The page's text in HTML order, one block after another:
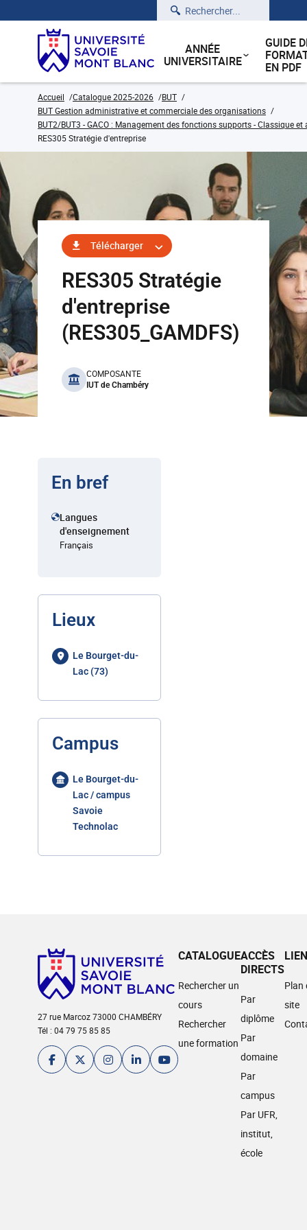
Rechercher
ANNÉE
UNIVERSITAIRE
GUIDE
EN PDF
Accueil Catalogue 2025-2026
BUT
BUT Gestion administrative et commerciale des organisations
BUT2/BUT3 - GACO : Management des fonctions supports - Classique et
RES305 Stratégie d'entreprise
Télécharger
RES305 Stratégie
d'entreprise
(RES305_GAMDFS)
benefits
COMPOSANTE
IUT de Chambéry
En bref
Langues
d'enseignement
Français
Lieux
Le Bourget-du-
Lac (73)
Campus
Le Bourget-du-
Lac / campus
Savoie
Technolac
27 rue Marcoz 73000 CHAMBÉRY
Tél : 04 79 75 85 85
CATALOGUE
Rechercher un
cours
Rechercher
une formation
ACCÈS
DIRECTS
Par
diplôme
Par
domaine
Par
campus
Par UFR,
institut,
école
Plan
site